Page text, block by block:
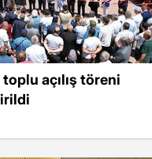
açılış töreni